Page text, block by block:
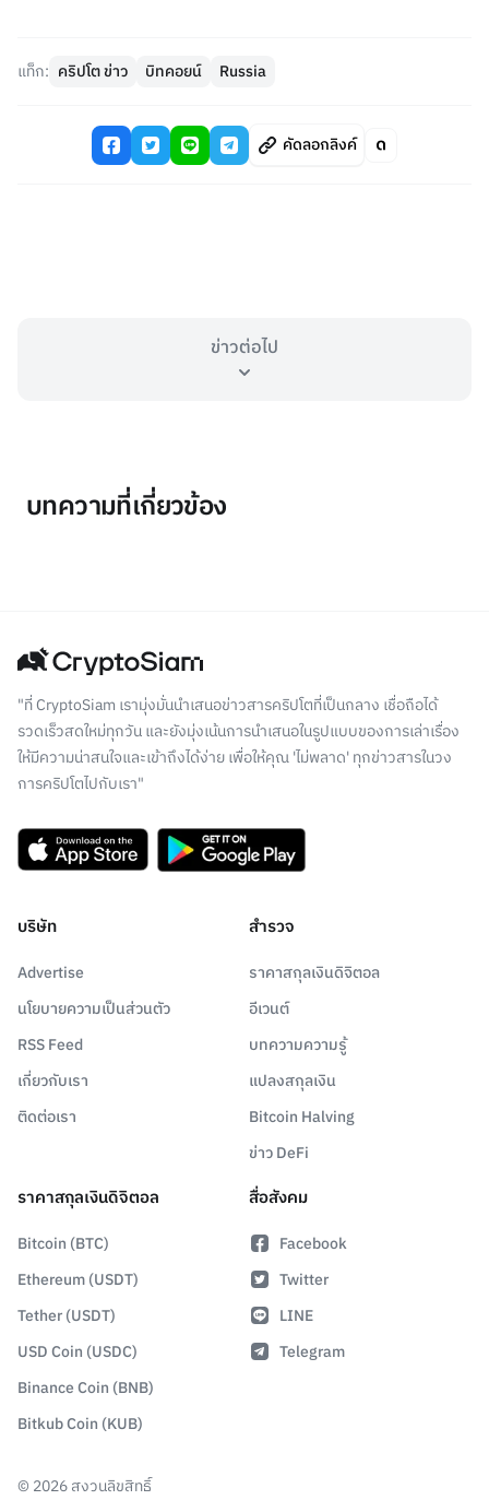
แท็ก: คริปโต ข่าว บิทคอยน์ Russia
คัดลอกลิงค์
ข่าวต่อไป
บทความที่เกี่ยวข้อง
"ที่ CryptoSiam เรามุ่งมั่นนำเสนอข่าวสารคริปโตที่เป็นกลาง เชื่อถือได้
รวดเร็วสดใหม่ทุกวัน และยังมุ่งเน้นการนำเสนอในรูปแบบของการเล่าเรื่อง
ให้มีความน่าสนใจและเข้าถึงได้ง่าย เพื่อให้คุณ 'ไม่พลาด' ทุกข่าวสารในวง
การคริปโตไปกับเรา"
บริษัท
Advertise
นโยบายความเป็นส่วนตัว
RSS Feed
เกี่ยวกับเรา
ติดต่อเรา
สำรวจ
ราคาสกุลเงินดิจิตอล
อีเวนต์
บทความความรู้
แปลงสกุลเงิน
Bitcoin Halving
ข่าว DeFi
ราคาสกุลเงินดิจิตอล
Bitcoin (BTC)
Ethereum (USDT)
Tether (USDT)
USD Coin (USDC)
Binance Coin (BNB)
Bitkub Coin (KUB)
สื่อสังคม
Facebook
Twitter
LINE
Telegram
© 2026สงวนลิขสิทธิ์